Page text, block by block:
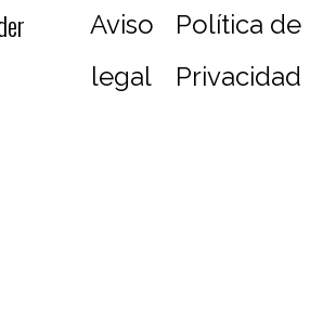
Aviso
legal
Política de
Privacidad